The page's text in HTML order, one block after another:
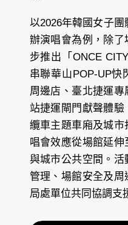
以2026年韓國女子
辦演唱會為例，除了
步推出「ONCE
串聯華山POP-UP快
周邊店、臺北捷運
站捷運閘門獻聲體
纜車主題車廂及城
唱會效應從場館延
與城市公共空間。
管理、場館安全及
局處單位共同協調支